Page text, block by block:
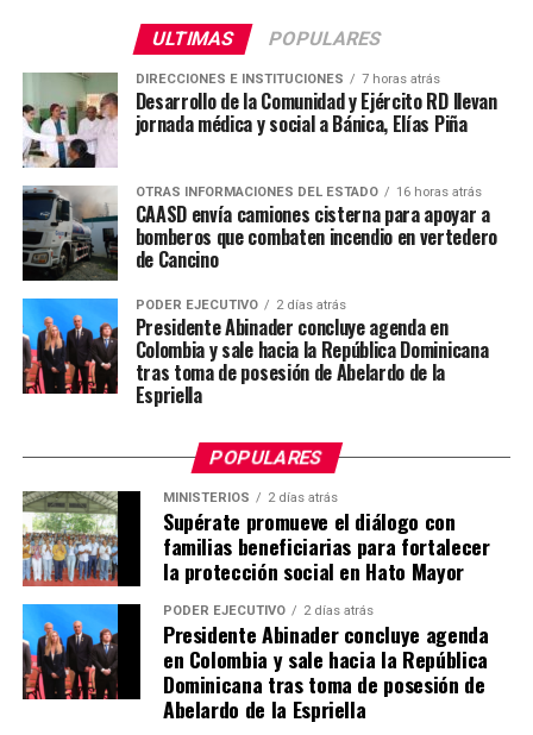
ULTIMAS POPULARES
DIRECCIONES E INSTITUCIONES 7 horas atrás
Desarrollo de la Comunidad y Ejército RD llevan
jornada médica y social a Bánica, Elías Piña
OTRAS INFORMACIONES DEL ESTADO 16 horas atrás
CAASD envía camiones cisterna para apoyar a
bomberos que combaten incendio en vertedero
de Cancino
PODER EJECUTIVO 2 días atrás
Presidente Abinader concluye agenda en
Colombia y sale hacia la República Dominicana
tras toma de posesión de Abelardo de la
Espriella
POPULARES
MINISTERIOS 2 días atrás
Supérate promueve el diálogo con
familias beneficiarias para fortalecer
la protección social en Hato Mayor
PODER EJECUTIVO 2 días atrás
Presidente Abinader concluye agenda
en Colombia y sale hacia la República
Dominicana tras toma de posesión de
Abelardo de la Espriella